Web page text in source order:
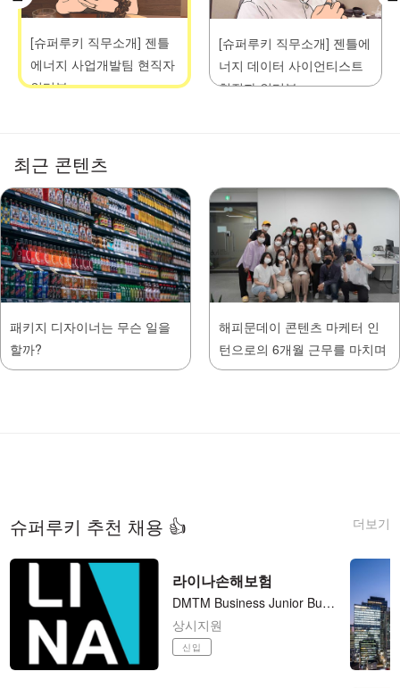
[슈퍼루키 직무소개] 젠틀
에너지 사업개발팀 현직자
인터뷰
[슈퍼루키 직무소개] 젠틀에
너지 데이터 사이언티스트
현직자 인터뷰
최근 콘텐츠
패키지 디자이너는 무슨 일을
할까?
해피문데이 콘텐츠 마케터 인
턴으로의 6개월 근무를 마치며
더보기
슈퍼루키 추천 채용 👍
라이나손해보험
DMTM Business Junior Business Analyst (계약직)
상시지원
신입